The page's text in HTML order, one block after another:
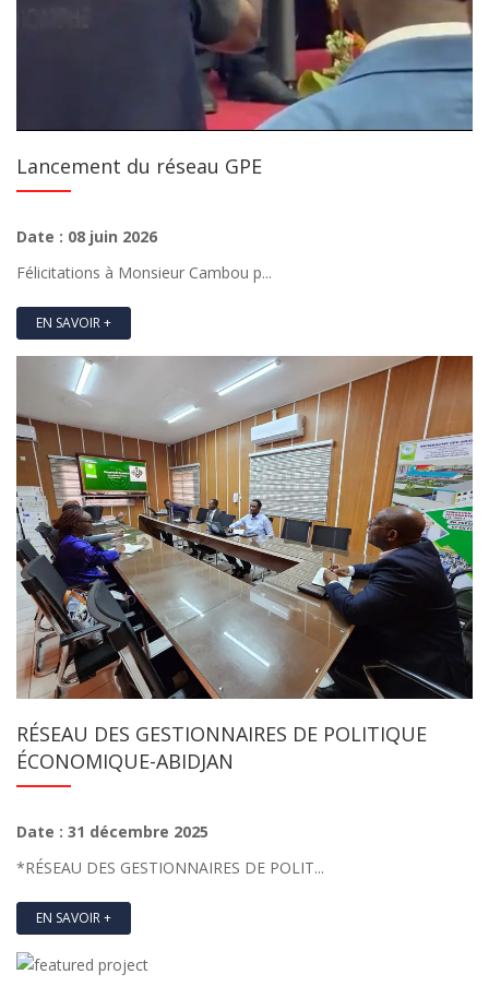
Lancement du réseau GPE
Date : 08 juin 2026
Félicitations à Monsieur Cambou p...
EN SAVOIR +
RÉSEAU DES GESTIONNAIRES DE POLITIQUE
ÉCONOMIQUE-ABIDJAN
Date : 31 décembre 2025
*RÉSEAU DES GESTIONNAIRES DE POLIT...
EN SAVOIR +